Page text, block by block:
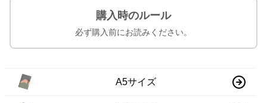
購入時のルール
必ず購入前にお読みください。
A5サイズ